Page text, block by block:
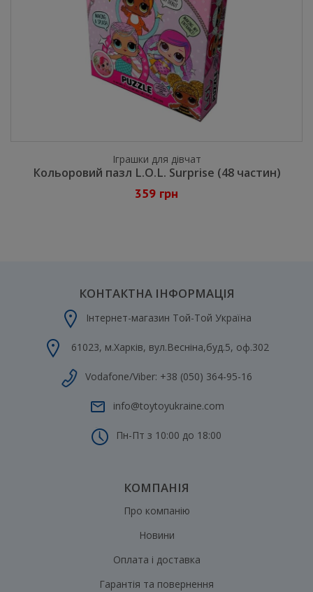
Іграшки для дівчат
Кольоровий пазл L.O.L. Surprise (48 частин)
359 грн
КОНТАКТНА ІНФОРМАЦІЯ
Інтернет-магазин Той-Той Україна
61023, м.Харків, вул.Весніна,буд.5, оф.302
Vodafone/Viber: +38 (050) 364-95-16
info@toytoyukraine.com
Пн-Пт з 10:00 до 18:00
КОМПАНІЯ
Про компанію
Новини
Оплата і доставка
Гарантія та повернення